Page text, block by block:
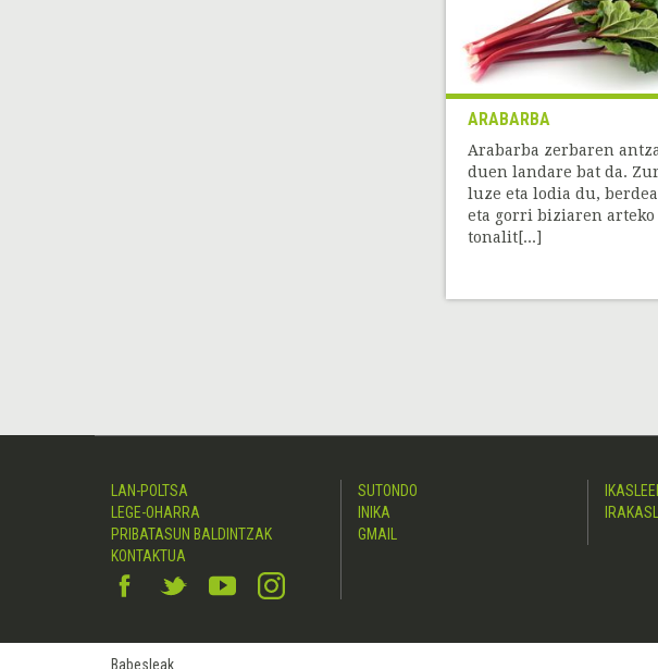
ARABARBA
Arabarba zerbaren antza
duen landare bat da.
luze eta lodia du,
eta gorri biziaren arteko
tonalit[...]
LAN-POLTSA
LEGE-OHARRA
PRIBATASUN BALDINTZAK
KONTAKTUA
SUTONDO
INIKA
GMAIL
Babesleak